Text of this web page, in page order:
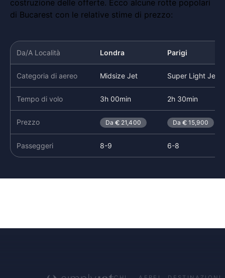
costruzione delle offerte. Ecco alcune rotte popolari
di Bucarest con le relative stime di prezzo:
Da/A Località Londra Parigi
Categoria di aereo Midsize Jet Super Light Jet
Tempo di volo 3h 00min 2h 30min
Prezzo Da 21,400 Da 15,900
Passeggeri 8-9 6-8